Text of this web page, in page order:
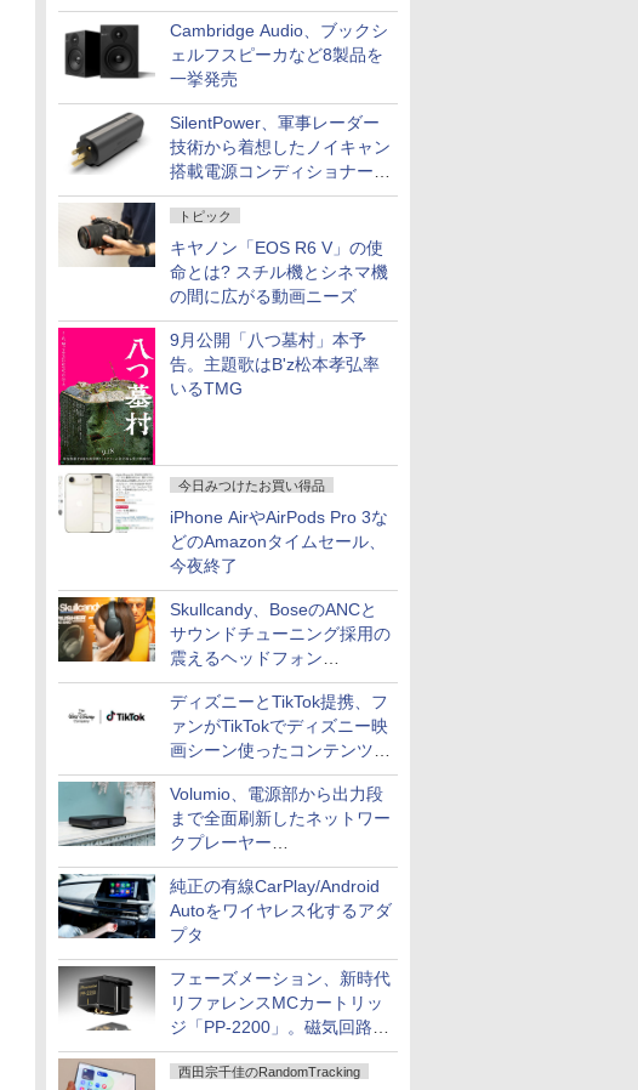
NISHIKIで統一。400万円
Cambridge Audio、ブックシ
ェルフスピーカなど8製品を
一挙発売
SilentPower、軍事レーダー
技術から着想したノイキャン
搭載電源コンディショナー
「AC iPurifier2」
トピック
キヤノン「EOS R6 V」の使
命とは? スチル機とシネマ機
の間に広がる動画ニーズ
9月公開「八つ墓村」本予
告。主題歌はB'z松本孝弘率
いるTMG
今日みつけたお買い得品
iPhone AirやAirPods Pro 3な
どのAmazonタイムセール、
今夜終了
Skullcandy、BoseのANCと
サウンドチューニング採用の
震えるヘッドフォン
「Crusher 1080 ANC」
ディズニーとTikTok提携、フ
ァンがTikTokでディズニー映
画シーン使ったコンテンツ制
作、Disney+にも配信
Volumio、電源部から出力段
まで全面刷新したネットワー
クプレーヤー
「Primo（2026）」
純正の有線CarPlay/Android
Autoをワイヤレス化するアダ
プタ
フェーズメーション、新時代
リファレンスMCカートリッ
ジ「PP-2200」。磁気回路や
ハウジングを根本から見直し
西田宗千佳のRandomTracking